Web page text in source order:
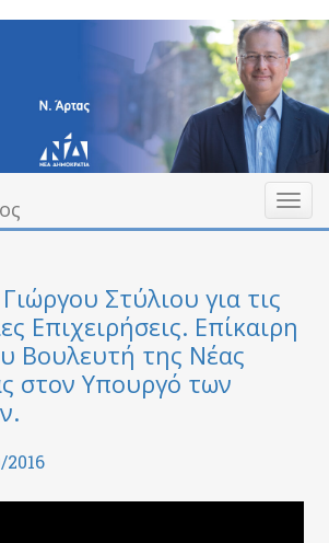
σας Toggle
Στύλιου για τις
Επιχειρήσεις. Επίκαιρη
Βουλευτή της Νέας
στον Υπουργό των
2016